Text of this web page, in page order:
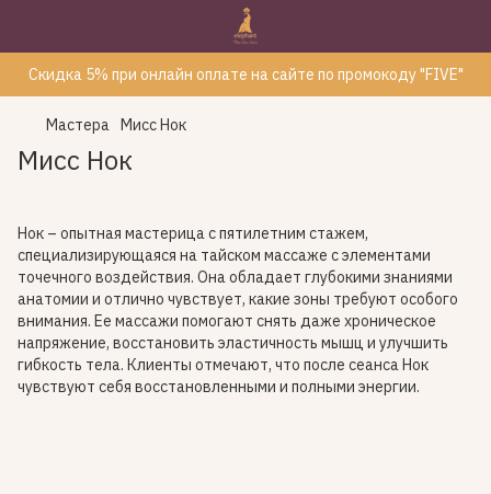
Скидка 5% при онлайн оплате на сайте по промокоду "FIVE"
Мастера Мисс Нок
Мисс Нок
Нок – опытная мастерица с пятилетним стажем,
специализирующаяся на тайском массаже с элементами
точечного воздействия. Она обладает глубокими знаниями
анатомии и отлично чувствует, какие зоны требуют особого
внимания. Ее массажи помогают снять даже хроническое
напряжение, восстановить эластичность мышц и улучшить
гибкость тела. Клиенты отмечают, что после сеанса Нок
чувствуют себя восстановленными и полными энергии.